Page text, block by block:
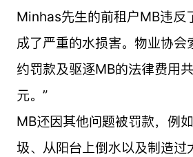
Minhas先生的前租户MB违反
成了严重的水损害。物业协会
约罚款及驱逐MB的法律费用
元。”
MB还因其他问题被罚款，例
圾、从阳台上倒水以及制造过